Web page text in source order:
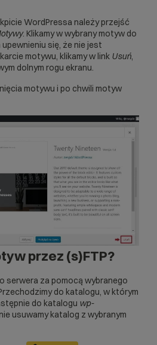
WordPressa należy przejść
. Klikamy w wybrany motyw do
się, że nie jest
motywu, klikamy w link Usuń,
dolnym rogu ekranu.
motywu i po chwili motyw
przez (s)FTP?
serwera za pomocą wybranego
do katalogu, w którym
do katalogu wp-
usuwamy katalog z wybranym